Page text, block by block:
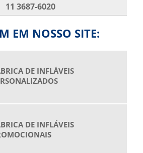
SHOW
PREÇO
11 3687-6020
EM NOSSO SITE:
DE INFLÁVEIS
DE INFLÁVEIS